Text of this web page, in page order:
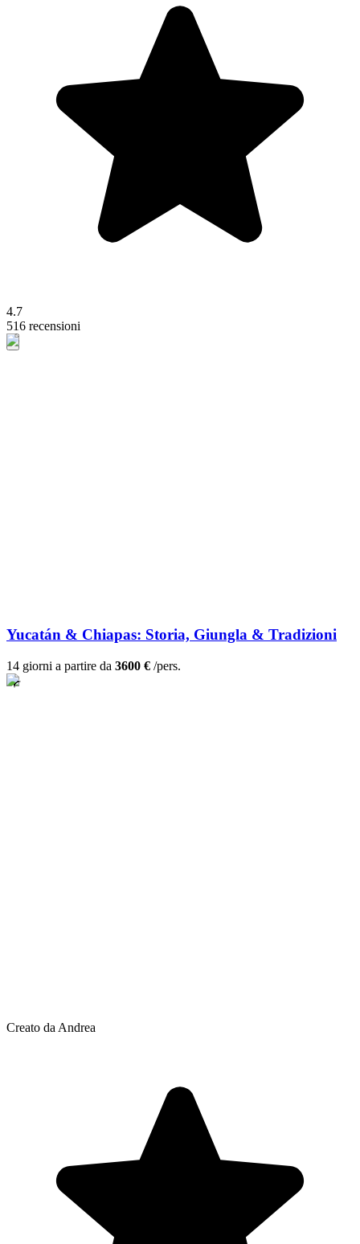
4.7
516 recensioni
Yucatán & Chiapas: Storia, Giungla & Tradizioni
14 giorni a partire da 3600 € /pers.
Creato da Andrea